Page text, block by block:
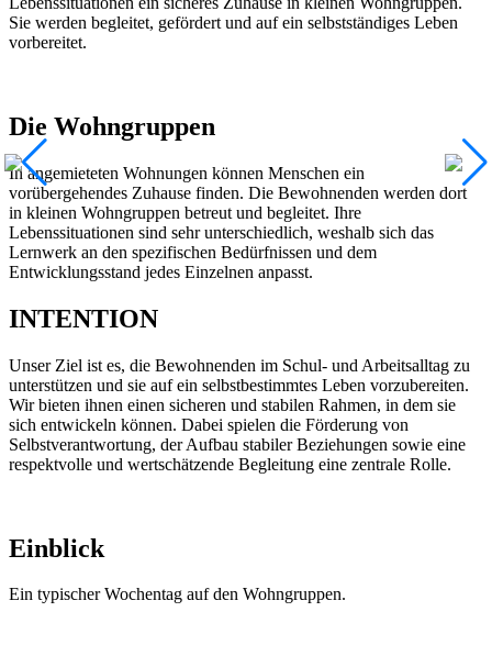
Sie werden begleitet, gefördert und auf ein selbstständiges Leben
vorbereitet.
Die Wohngruppen
In angemieteten Wohnungen können Menschen ein
vorübergehendes Zuhause finden. Die Bewohnenden werden dort
in kleinen Wohngruppen betreut und begleitet. Ihre
Lebenssituationen sind sehr unterschiedlich, weshalb sich das
Lernwerk an den spezifischen Bedürfnissen und dem
Entwicklungsstand jedes Einzelnen anpasst.
INTENTION
Unser Ziel ist es, die Bewohnenden im Schul- und Arbeitsalltag zu
unterstützen und sie auf ein selbstbestimmtes Leben vorzubereiten.
Wir bieten ihnen einen sicheren und stabilen Rahmen, in dem sie
sich entwickeln können. Dabei spielen die Förderung von
Selbstverantwortung, der Aufbau stabiler Beziehungen sowie eine
respektvolle und wertschätzende Begleitung eine zentrale Rolle.
Einblick
Ein typischer Wochentag auf den Wohngruppen.